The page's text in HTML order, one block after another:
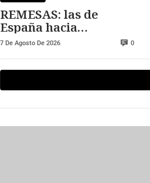
REMESAS: las de
España hacia
Marruecos se han
7 De Agosto De 2026 0